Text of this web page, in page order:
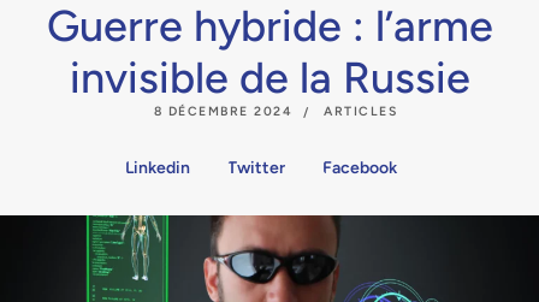
Guerre hybride : l’arme
invisible de la Russie
8 DÉCEMBRE 2024 ARTICLES
Linkedin Twitter Facebook